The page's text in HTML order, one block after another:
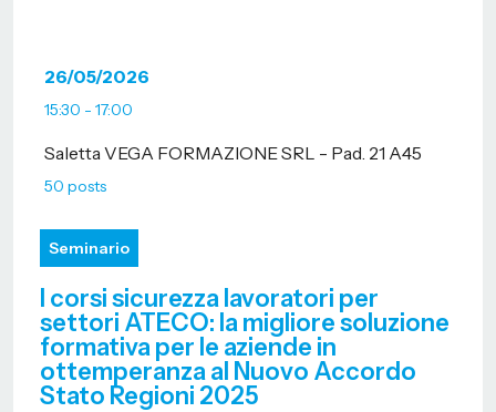
26/05/2026
15:30 - 17:00
Saletta VEGA FORMAZIONE SRL - Pad. 21 A45
50 posts
Seminario
I corsi sicurezza lavoratori per
settori ATECO: la migliore soluzione
formativa per le aziende in
ottemperanza al Nuovo Accordo
Stato Regioni 2025